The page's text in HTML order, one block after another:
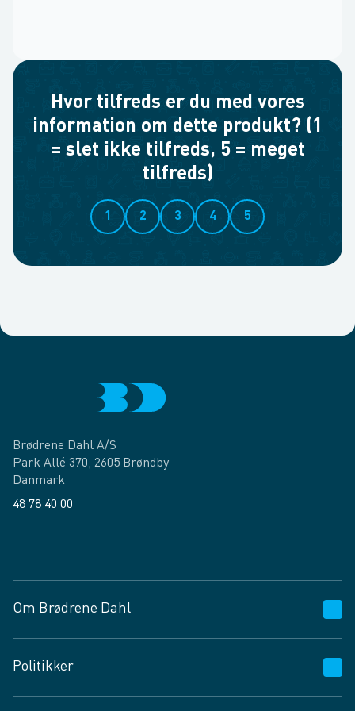
Hvor tilfreds er du med vores
information om dette produkt? (1
= slet ikke tilfreds, 5 = meget
tilfreds)
1 2 3 4 5
Brødrene Dahl A/S
Park Allé 370, 2605 Brøndby
Danmark
48 78 40 00
Om Brødrene Dahl
Vagttelefon 30 10 89 89
Spørgsmål og svar
Politikker